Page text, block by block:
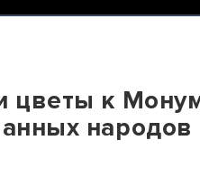
цветы к
народов